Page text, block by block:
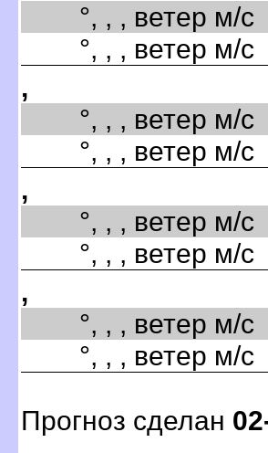
°, , , ветер м/с
°, , , ветер м/с
,
°, , , ветер м/с
°, , , ветер м/с
,
°, , , ветер м/с
°, , , ветер м/с
,
°, , , ветер м/с
°, , , ветер м/с
Прогноз сделан